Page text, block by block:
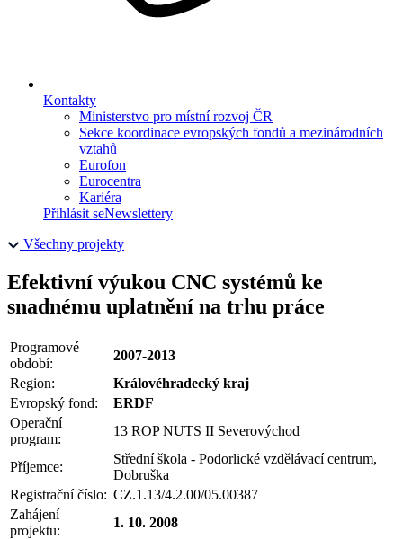
Kontakty
Ministerstvo pro místní rozvoj ČR
Sekce koordinace evropských fondů a mezinárodních
vztahů
Eurofon
Eurocentra
Kariéra
Přihlásit seNewslettery
Všechny projekty
Efektivní výukou CNC systémů ke
snadnému uplatnění na trhu práce
Programové
období:
2007-2013
Region:
Královéhradecký kraj
Evropský fond:
ERDF
Operační
program:
13 ROP NUTS II Severovýchod
Příjemce:
Střední škola - Podorlické vzdělávací centrum,
Dobruška
Registrační číslo: CZ.1.13/4.2.00/05.00387
Zahájení
projektu:
1. 10. 2008